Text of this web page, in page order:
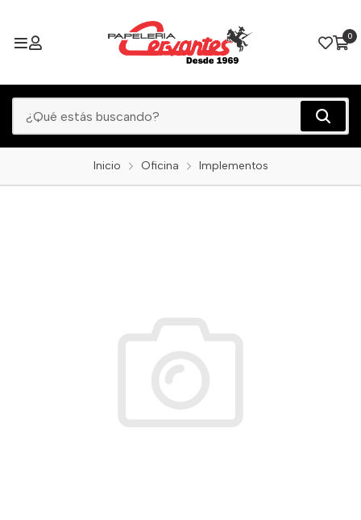
0
Inicio Oficina Implementos